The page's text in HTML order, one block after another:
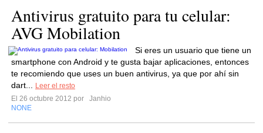
Antivirus gratuito para tu celular:
AVG Mobilation
Si eres un usuario que tiene un
smartphone con Android y te gusta bajar aplicaciones, entonces
te recomiendo que uses un buen antivirus, ya que por ahí sin
dart...
Leer el resto
El 26 octubre 2012 por
Janhio
NONE